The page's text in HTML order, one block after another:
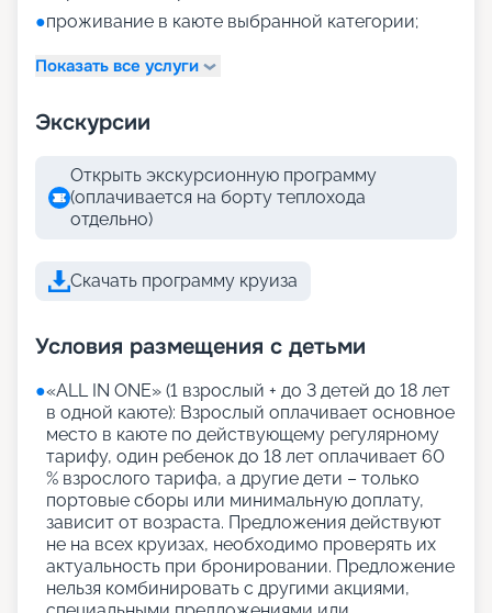
●проживание в каюте выбранной категории;
Показать все услуги
Экскурсии
Открыть экскурсионную программу
(оплачивается на борту теплохода
отдельно)
Скачать программу круиза
Условия размещения с детьми
●«АLL IN ONE» (1 взрослый + до 3 детей до 18 лет
в одной каюте): Взрослый оплачивает основное
место в каюте по действующему регулярному
тарифу, один ребенок до 18 лет оплачивает 60
% взрослого тарифа, а другие дети – только
портовые сборы или минимальную доплату,
зависит от возраста. Предложения действуют
не на всех круизах, необходимо проверять их
актуальность при бронировании. Предложение
нельзя комбинировать с другими акциями,